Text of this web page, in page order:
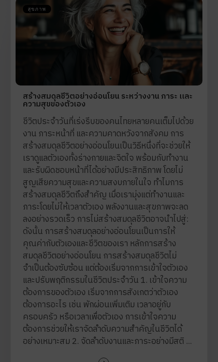
สุขภาพ
สร้างสมดุลชีวิตอย่างอ่อนโยน ระหว่างงาน ภาระ และ
ความสุขของตัวเอง
ชีวิตประจำวันที่เร่งรีบของคนไทยหลายคนเต็มไปด้วย
งาน ภาระหน้าที่ และความคาดหวังจากสังคม การ
สร้างสมดุลชีวิตอย่างอ่อนโยนเป็นวิธีหนึ่งที่จะช่วยให้
เราดูแลตัวเองทั้งร่างกายและจิตใจ พร้อมกับทำงาน
และรับผิดชอบหน้าที่ได้อย่างมีประสิทธิภาพ โดยไม่
สูญเสียความสุขและความสงบภายในใจ ทำไมการ
สร้างสมดุลชีวิตถึงสำคัญ เมื่อเรามุ่งแต่ทำงานและ
ภาระโดยไม่ให้เวลาตัวเอง พลังงานและสุขภาพจะลด
ลงอย่างรวดเร็ว การไม่สร้างสมดุลชีวิตอาจนำไปสู่:
ดังนั้น การสร้างสมดุลอย่างอ่อนโยนเป็นการให้
คุณค่ากับตัวเองและชีวิตของเรา หลักการสร้าง
สมดุลชีวิตอย่างอ่อนโยน การสร้างสมดุลชีวิตไม่
จำเป็นต้องซับซ้อน แต่ต้องเริ่มจากการเข้าใจตัวเอง
และปรับพฤติกรรมในชีวิตประจำวัน 1. เข้าใจความ
ต้องการของตัวเอง เริ่มจากการสังเกตว่าตัวเอง
ต้องการอะไร เช่น พักผ่อนเพิ่มเติม เวลาอยู่กับ
ครอบครัว หรือเวลาเพื่อตัวเอง การเข้าใจความ
ต้องการช่วยให้เราจัดลำดับความสำคัญในชีวิตได้
อย่างเหมาะสม 2. จัดลำดับงานและภาระอย่างมีสติ ...